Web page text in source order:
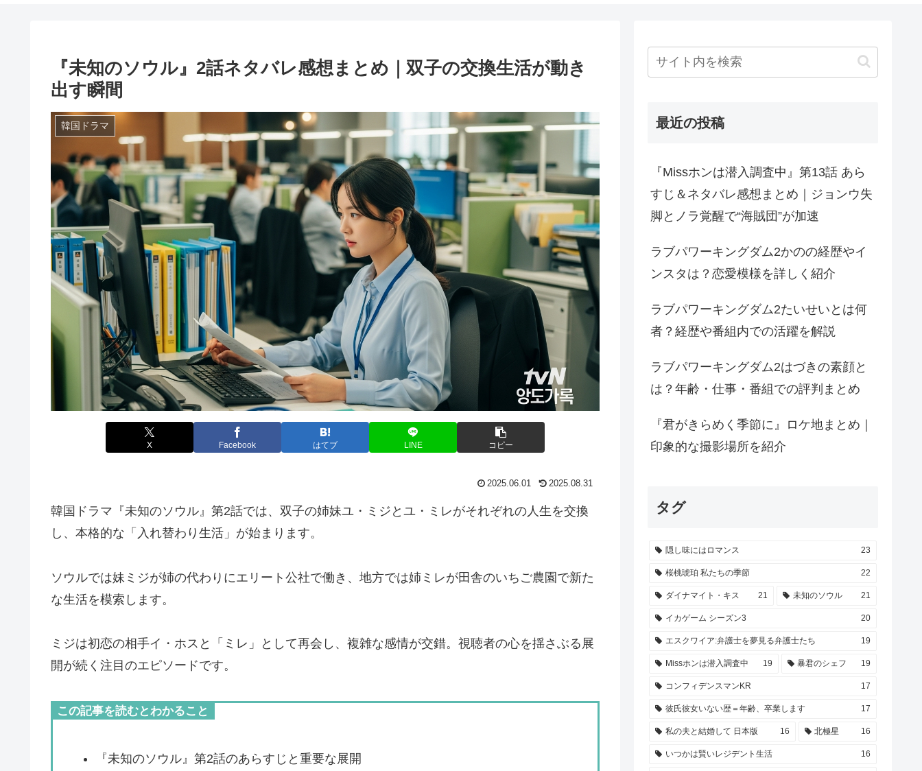
『未知のソウル』2話ネタバレ感想まとめ｜双子の交換生活が動き
出す瞬間
韓国ドラマ
X Facebook はてブ LINE コピー
2025.06.01 2025.08.31
韓国ドラマ『未知のソウル』第2話では、双子の姉妹ユ・ミジとユ・ミレがそれぞれの人生を交換
し、本格的な「入れ替わり生活」が始まります。
ソウルでは妹ミジが姉の代わりにエリート公社で働き、地方では姉ミレが田舎のいちご農園で新た
な生活を模索します。
ミジは初恋の相手イ・ホスと「ミレ」として再会し、複雑な感情が交錯。視聴者の心を揺さぶる展
開が続く注目のエピソードです。
この記事を読むとわかること
『未知のソウル』第2話のあらすじと重要な展開
最近の投稿
『Missホンは潜入調査中』第13話 あら
すじ＆ネタバレ感想まとめ｜ジョンウ失
脚とノラ覚醒で“海賊団”が加速
ラブパワーキングダム2かのの経歴やイ
ンスタは？恋愛模様を詳しく紹介
ラブパワーキングダム2たいせいとは何
者？経歴や番組内での活躍を解説
ラブパワーキングダム2はづきの素顔と
は？年齢・仕事・番組での評判まとめ
『君がきらめく季節に』ロケ地まとめ｜
印象的な撮影場所を紹介
タグ
隠し味にはロマンス 23
桜桃琥珀 私たちの季節 22
ダイナマイト・キス 21 未知のソウル 21
イカゲーム シーズン3 20
エスクワイア:弁護士を夢見る弁護士たち 19
Missホンは潜入調査中 19 暴君のシェフ 19
コンフィデンスマンKR 17
彼氏彼女いない歴＝年齢、卒業します 17
私の夫と結婚して 日本版 16 北極星 16
いつかは賢いレジデント生活 16